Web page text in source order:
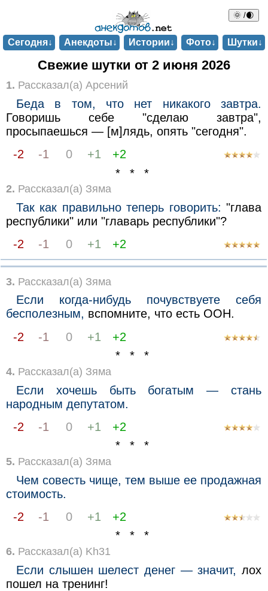
🌞 /🌒
Сегодня↓ Анекдоты↓ Истории↓ Фото↓ Шутки↓
Свежие шутки от 2 июня 2026
1. Рассказал(а) Арсений
Беда в том, что нет никакого завтра.
Говоришь себе "сделаю завтра",
просыпаешься — [м]лядь, опять "сегодня".
-2
-1 0 +1
+2
* * *
2. Рассказал(а) Зяма
Так как правильно теперь говорить: "глава
республики" или "главарь республики"?
-2
-1 0 +1 +2
3. Рассказал(а) Зяма
Если когда-нибудь почувствуете себя
бесполезным, вспомните, что есть ООН.
-2
-1 0 +1
+2
* * *
4. Рассказал(а) Зяма
Если хочешь быть богатым — стань
народным депутатом.
-2
-1 0 +1
+2
* * *
5. Рассказал(а) Зяма
Чем совесть чище, тем выше ее продажная
стоимость.
-2
-1 0 +1
+2
* * *
6. Рассказал(а) Kh31
Если слышен шелест денег — значит, лох
пошел на тренинг!